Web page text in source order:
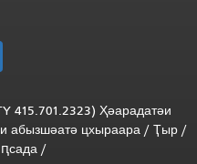
415.701.2323) Ҳәарадатәи
абызшәатә цхыраара / Ҭыр /
ԥсада /